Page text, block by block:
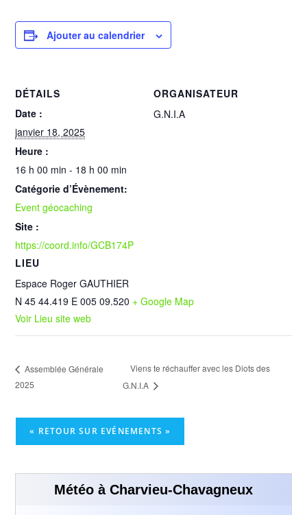
Ajouter au calendrier
DÉTAILS
Date :
janvier 18, 2025
Heure :
16 h 00 min - 18 h 00 min
Catégorie d’Évènement:
Event géocaching
Site :
https://coord.info/GCB174P
LIEU
Espace Roger GAUTHIER
N 45 44.419 E 005 09.520 + Google Map
Voir Lieu site web
ORGANISATEUR
G.N.I.A
Assemblée Générale
2025
Viens te réchauffer avec les Diots des
G.N.I.A
« RETOUR SUR EVÉNEMENTS »
Météo à Charvieu-Chavagneux